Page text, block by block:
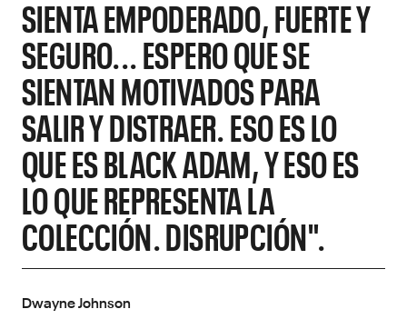
SIENTA EMPODERADO, FUERTE Y
SEGURO... ESPERO QUE SE
SIENTAN MOTIVADOS PARA
SALIR Y DISTRAER. ESO ES LO
QUE ES BLACK ADAM, Y ESO ES
LO QUE REPRESENTA LA
COLECCIÓN. DISRUPCIÓN".
Dwayne Johnson